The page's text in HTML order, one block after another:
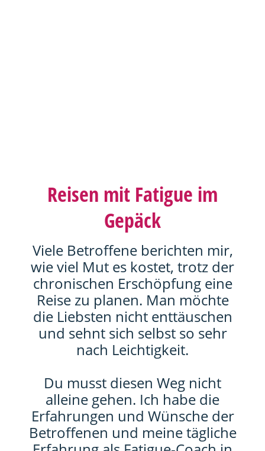
Reisen mit Fatigue im
Gepäck
Viele Betroffene berichten mir,
wie viel Mut es kostet, trotz der
chronischen Erschöpfung eine
Reise zu planen. Man möchte
die Liebsten nicht enttäuschen
und sehnt sich selbst so sehr
nach Leichtigkeit.
Du musst diesen Weg nicht
alleine gehen. Ich habe die
Erfahrungen und Wünsche der
Betroffenen und meine tägliche